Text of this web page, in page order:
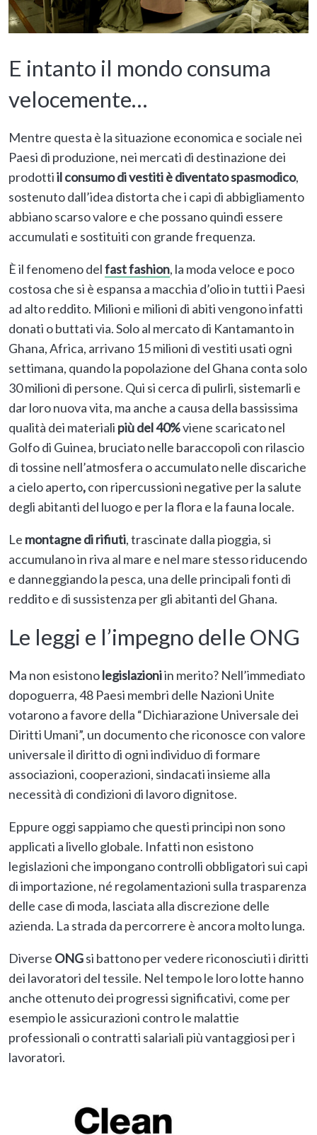
E intanto il mondo consuma
velocemente…
Mentre questa è la situazione economica e sociale nei
Paesi di produzione, nei mercati di destinazione dei
prodottiil consumo di vestiti è diventato spasmodico,
sostenuto dall’idea distorta che i capi di abbigliamento
abbiano scarso valore e che possano quindi essere
accumulati e sostituiti con grande frequenza.
È il fenomeno delfast fashion, la moda veloce e poco
costosa che si è espansa a macchia d’olio in tutti i Paesi
ad alto reddito. Milioni e milioni di abiti vengono infatti
donati o buttati via. Solo al mercato di Kantamanto in
Ghana, Africa, arrivano 15 milioni di vestiti usati ogni
settimana, quando la popolazione del Ghana conta solo
30 milioni di persone. Qui si cerca di pulirli, sistemarli e
dar loro nuova vita, ma anche a causa della bassissima
qualità dei materiali più del 40%viene scaricato nel
Golfo di Guinea, bruciato nelle baraccopoli con rilascio
di tossine nell’atmosfera o accumulato nelle discariche
a cielo aperto,con ripercussioni negative per la salute
degli abitanti del luogo e per la flora e la fauna locale.
Le montagne di rifiuti, trascinate dalla pioggia, si
accumulano in riva al mare e nel mare stesso riducendo
e danneggiando la pesca, una delle principali fonti di
reddito e di sussistenza per gli abitanti del Ghana.
Le leggi e l’impegno delle ONG
Ma non esistonolegislazioniin merito? Nell’immediato
dopoguerra, 48 Paesi membri delle Nazioni Unite
votarono a favore della “Dichiarazione Universale dei
Diritti Umani”, un documento che riconosce con valore
universale il diritto di ogni individuo di formare
associazioni, cooperazioni, sindacati insieme alla
necessità di condizioni di lavoro dignitose.
Eppure oggi sappiamo che questi principi non sono
applicati a livello globale. Infatti non esistono
legislazioni che impongano controlli obbligatori sui capi
di importazione, né regolamentazioni sulla trasparenza
delle case di moda, lasciata alla discrezione delle
azienda. La strada da percorrere è ancora molto lunga.
Diverse ONGsi battono per vedere riconosciuti i diritti
dei lavoratori del tessile. Nel tempo le loro lotte hanno
anche ottenuto dei progressi significativi, come per
esempio le assicurazioni contro le malattie
professionali o contratti salariali più vantaggiosi per i
lavoratori.